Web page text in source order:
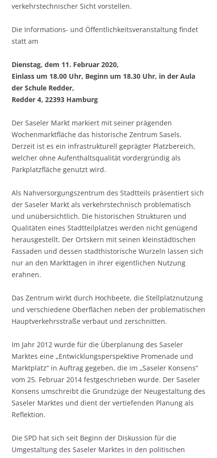
verkehrstechnischer Sicht vorstellen.
Die Informations- und Öffentlichkeitsveranstaltung findet
statt am
Dienstag, dem 11. Februar 2020,
Einlass um 18.00 Uhr, Beginn um 18.30 Uhr, in der Aula
der Schule Redder,
Redder 4, 22393 Hamburg
Der Saseler Markt markiert mit seiner prägenden
Wochenmarktfläche das historische Zentrum Sasels.
Derzeit ist es ein infrastrukturell geprägter Platzbereich,
welcher ohne Aufenthaltsqualität vordergründig als
Parkplatzfläche genutzt wird.
Als Nahversorgungszentrum des Stadtteils präsentiert sich
der Saseler Markt als verkehrstechnisch problematisch
und unübersichtlich. Die historischen Strukturen und
Qualitäten eines Stadtteilplatzes werden nicht genügend
herausgestellt. Der Ortskern mit seinen kleinstädtischen
Fassaden und dessen stadthistorische Wurzeln lassen sich
nur an den Markttagen in ihrer eigentlichen Nutzung
erahnen.
Das Zentrum wirkt durch Hochbeete, die Stellplatznutzung
und verschiedene Oberflächen neben der problematischen
Hauptverkehrsstraße verbaut und zerschnitten.
Im Jahr 2012 wurde für die Überplanung des Saseler
Marktes eine „Entwicklungsperspektive Promenade und
Marktplatz“ in Auftrag gegeben, die im „Saseler Konsens“
vom 25. Februar 2014 festgeschrieben wurde. Der Saseler
Konsens umschreibt die Grundzüge der Neugestaltung des
Saseler Marktes und dient der vertiefenden Planung als
Reflektion.
Die SPD hat sich seit Beginn der Diskussion für die
Umgestaltung des Saseler Marktes in den politischen